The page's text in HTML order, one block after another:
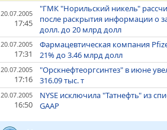
20.07.2005
17:45
"ГМК "Норильский никель"
после раскрытия информации о
долл. до 20 млрд долл
20.07.2005
17:31
Фармацевтическая компания
21% до 3.46 млрд долл
20.07.2005
17:16
"Орскнефтеоргсинтез" в июне
316.09 тыс. т
20.07.2005
16:50
NYSE исключила "Татнефть" из
GAAP